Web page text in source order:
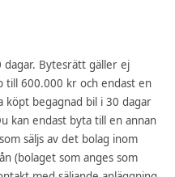
dagar. Bytesrätt gäller ej
till 600.000 kr och endast en
begagnad bil i 30 dagar
kan endast byta till en annan
säljs av det bolag inom
(bolaget som anges som